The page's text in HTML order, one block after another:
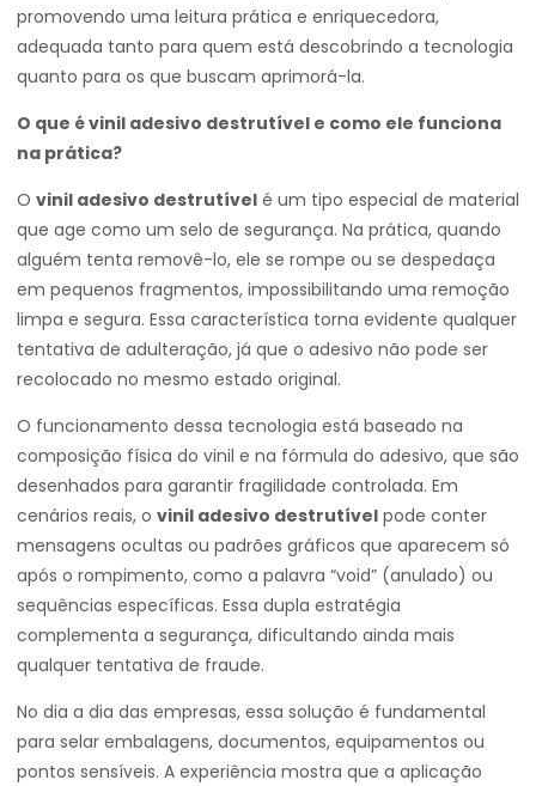
promovendo uma leitura prática e enriquecedora,
adequada tanto para quem está descobrindo a tecnologia
quanto para os que buscam aprimorá-la.
O que é vinil adesivo destrutível e como ele funciona
na prática?
O vinil adesivo destrutível é um tipo especial de material
que age como um selo de segurança. Na prática, quando
alguém tenta removê-lo, ele se rompe ou se despedaça
em pequenos fragmentos, impossibilitando uma remoção
limpa e segura. Essa característica torna evidente qualquer
tentativa de adulteração, já que o adesivo não pode ser
recolocado no mesmo estado original.
O funcionamento dessa tecnologia está baseado na
composição física do vinil e na fórmula do adesivo, que são
desenhados para garantir fragilidade controlada. Em
cenários reais, o vinil adesivo destrutível pode conter
mensagens ocultas ou padrões gráficos que aparecem só
após o rompimento, como a palavra “void” (anulado) ou
sequências específicas. Essa dupla estratégia
complementa a segurança, dificultando ainda mais
qualquer tentativa de fraude.
No dia a dia das empresas, essa solução é fundamental
para selar embalagens, documentos, equipamentos ou
pontos sensíveis. A experiência mostra que a aplicação